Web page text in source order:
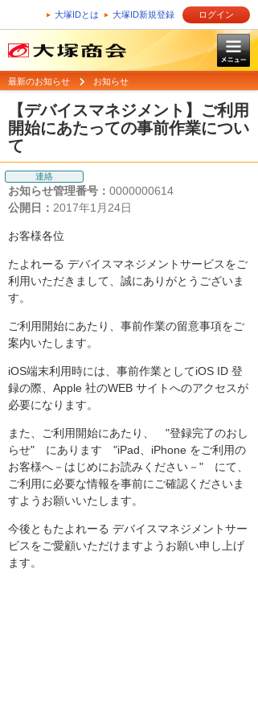
大塚IDとは 大塚ID新規登録 ログイン
最新のお知らせ お知らせ
【デバイスマネジメント】ご利用
開始にあたっての事前作業につい
て
連絡
お知らせ管理番号： 0000000614
公開日： 2017年1月24日
お客様各位
たよれーる デバイスマネジメントサービスをご
利用いただきまして、誠にありがとうございま
す。
ご利用開始にあたり、事前作業の留意事項をご
案内いたします。
iOS端末利用時には、事前作業としてiOS ID 登
録の際、Apple 社のWEB サイトへのアクセスが
必要になります。
また、ご利用開始にあたり、 "登録完了のおし
らせ" にあります "iPad、iPhone をご利用の
お客様へ－はじめにお読みください－" にて、
ご利用に必要な情報を事前にご確認くださいま
すようお願いいたします。
今後ともたよれーる デバイスマネジメントサー
ビスをご愛顧いただけますようお願い申し上げ
ます。